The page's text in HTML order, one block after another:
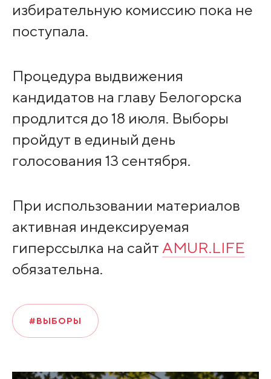
избирательную комиссию пока не
поступала.
Процедура выдвижения
кандидатов на главу Белогорска
продлится до 18 июля. Выборы
пройдут в единый день
голосования 13 сентября.
При использовании материалов
активная индексируемая
гиперссылка на сайт AMUR.LIFE
обязательна.
#ВЫБОРЫ